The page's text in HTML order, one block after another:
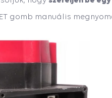
gomb manuális